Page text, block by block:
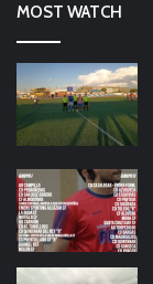
MOST WATCH